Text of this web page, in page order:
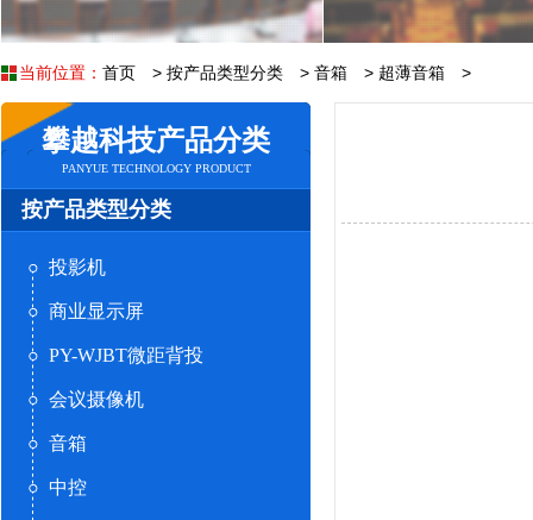
当前位置： 首页 > 按产品类型分类 > 音箱 > 超薄音箱 >
攀越科技产品分类
PANYUE TECHNOLOGY PRODUCT
按产品类型分类
投影机
商业显示屏
PY-WJBT微距背投
会议摄像机
音箱
中控